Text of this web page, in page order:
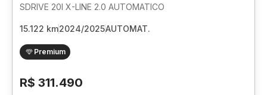
SDRIVE 20I X-LINE 2.0 AUTOMATICO
15.122 km2024/2025AUTOMAT.
Premium
R$ 311.490